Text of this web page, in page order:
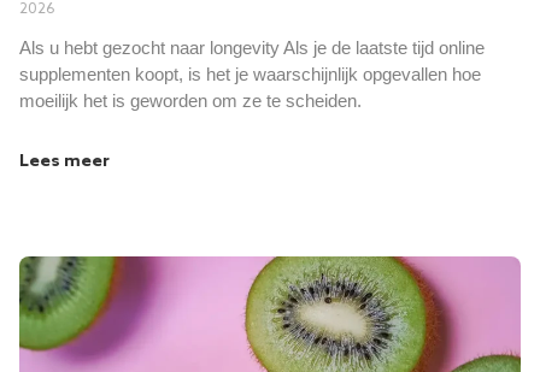
2026
Als u hebt gezocht naar longevity Als je de laatste tijd online
supplementen koopt, is het je waarschijnlijk opgevallen hoe
moeilijk het is geworden om ze te scheiden.
Lees meer